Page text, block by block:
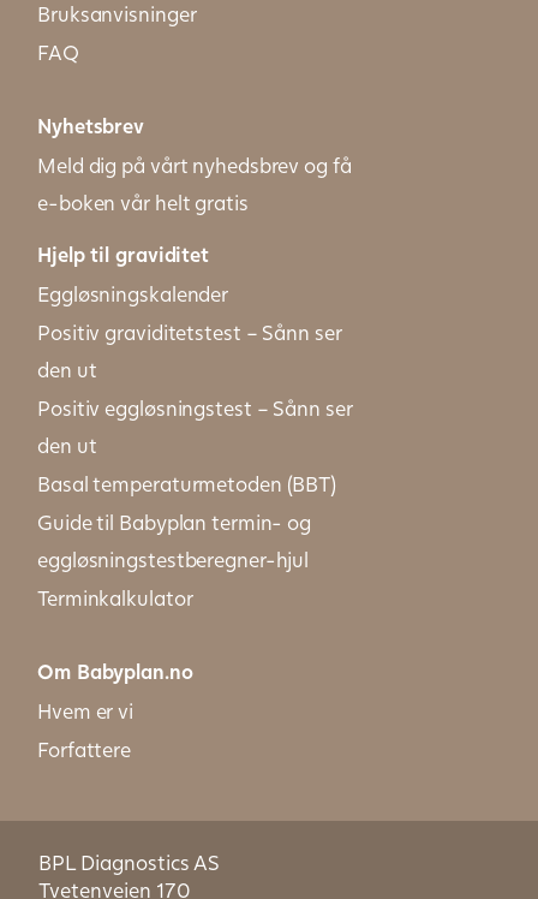
Bruksanvisninger
FAQ
Nyhetsbrev
Meld dig på vårt nyhedsbrev og få
e-boken vår helt gratis
Hjelp til graviditet
Eggløsningskalender
Positiv graviditetstest – Sånn ser
den ut
Positiv eggløsningstest – Sånn ser
den ut
Basal temperaturmetoden (BBT)
Guide til Babyplan termin- og
eggløsningstestberegner-hjul
Terminkalkulator
Om Babyplan.no
Hvem er vi
Forfattere
BPL Diagnostics AS
Tvetenveien 170